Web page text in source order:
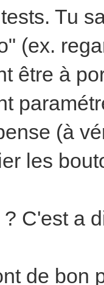
Tu
(ex.
être à
(à
les
C'est a
de bon